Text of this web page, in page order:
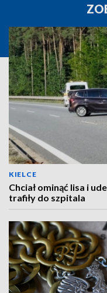
KIELCE
Chciał ominąć lisa i
trafiły do szpitala